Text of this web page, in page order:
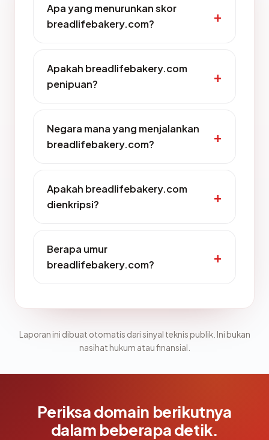
Apa yang menurunkan skor
breadlifebakery.com?
Apakah breadlifebakery.com
penipuan?
Negara mana yang menjalankan
breadlifebakery.com?
Apakah breadlifebakery.com
dienkripsi?
Berapa umur
breadlifebakery.com?
Laporan ini dibuat otomatis dari sinyal teknis publik. Ini bukan
nasihat hukum atau finansial.
Periksa domain berikutnya
dalam beberapa detik.